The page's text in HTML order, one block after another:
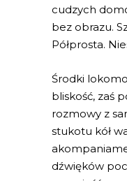
cudzych
bez obrazu.
Półprosta.
Środki
bliskość, zaś
rozmowy z
stukotu kół
dźwięków